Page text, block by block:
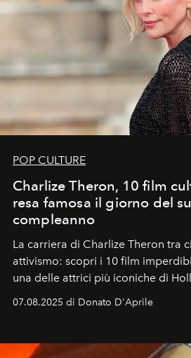
POP CULTURE
Charlize Theron, 10 film
resa famosa il giorno del
compleanno
La carriera di Charlize Theron tra
attivismo: scopri i 10 film
una delle attrici più iconiche di
07.08.2025 di Donato D'Aprile